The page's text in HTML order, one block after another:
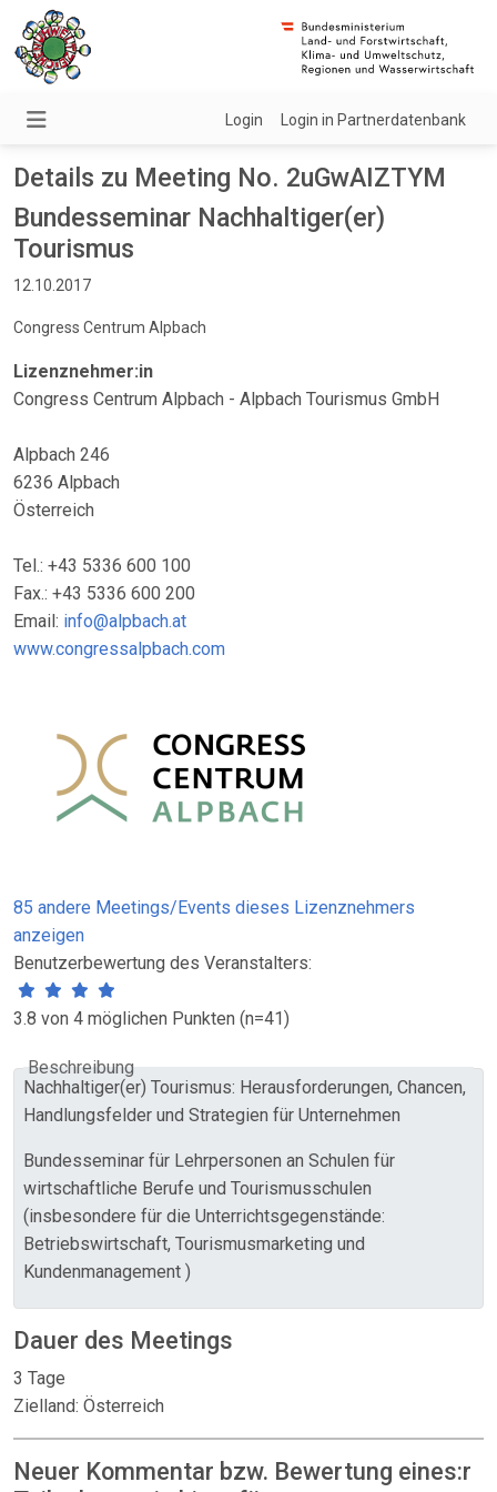
Login Login in Partnerdatenbank
Details zu Meeting No. 2uGwAIZTYM
Bundesseminar Nachhaltiger(er)
Tourismus
12.10.2017
Congress Centrum Alpbach
Lizenznehmer:in
Congress Centrum Alpbach - Alpbach Tourismus GmbH
Alpbach 246
6236 Alpbach
Österreich
Tel.: +43 5336 600 100
Fax.: +43 5336 600 200
Email: info@alpbach.at
www.congressalpbach.com
85 andere Meetings/Events dieses Lizenznehmers
anzeigen
Benutzerbewertung des Veranstalters:
3.8 von 4 möglichen Punkten (n=41)
Beschreibung
Nachhaltiger(er) Tourismus: Herausforderungen, Chancen,
Handlungsfelder und Strategien für Unternehmen
Bundesseminar für Lehrpersonen an Schulen für
wirtschaftliche Berufe und Tourismusschulen
(insbesondere für die Unterrichtsgegenstände:
Betriebswirtschaft, Tourismusmarketing und
Kundenmanagement )
Dauer des Meetings
3 Tage
Zielland: Österreich
Neuer Kommentar bzw. Bewertung eines:r